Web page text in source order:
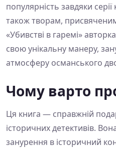
популярність завдяки
також творам,
«Убивстві в гаремі»
свою унікальну манеру,
атмосферу османського
Чому варто
Ця книга — справжній
історичних детективів.
занурення в історичний